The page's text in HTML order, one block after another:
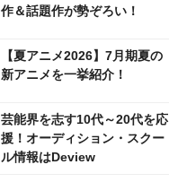
作＆話題作が勢ぞろい！
【夏アニメ2026】7月期夏の
新アニメを一挙紹介！
芸能界を志す10代～20代を応
援！オーディション・スクー
ル情報はDeview